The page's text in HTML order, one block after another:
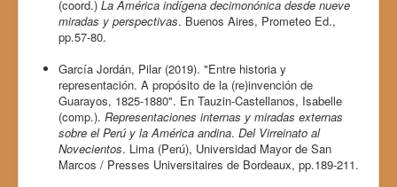
(coord.) La América indígena decimonónica desde nueve
miradas y perspectivas. Buenos Aires, Prometeo Ed.,
pp.57-80.
García Jordán, Pilar (2019). "Entre historia y
representación. A propósito de la (re)invención de
Guarayos, 1825-1880". En Tauzin-Castellanos, Isabelle
(comp.). Representaciones internas y miradas externas
sobre el Perú y la América andina. Del Virreinato al
Novecientos. Lima (Perú), Universidad Mayor de San
Marcos / Presses Universitaires de Bordeaux, pp.189-211.